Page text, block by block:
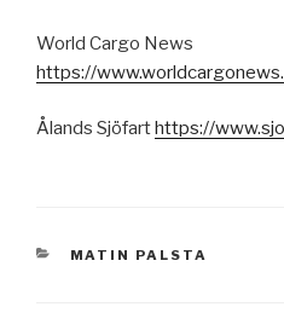
World Cargo News
https://
Ålands Sjöfarthttps://
KATEGORIAT
MATIN PALSTA